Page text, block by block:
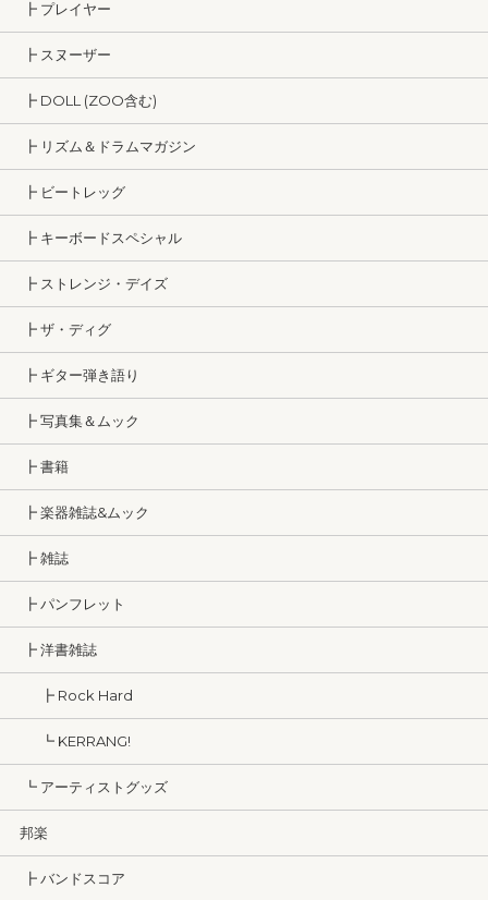
┣ プレイヤー
┣ スヌーザー
┣ DOLL (ZOO含む)
┣ リズム＆ドラムマガジン
┣ ビートレッグ
┣ キーボードスペシャル
┣ ストレンジ・デイズ
┣ ザ・ディグ
┣ ギター弾き語り
┣ 写真集＆ムック
┣ 書籍
┣ 楽器雑誌&ムック
┣ 雑誌
┣ パンフレット
┣ 洋書雑誌
┣ Rock Hard
┗ KERRANG!
┗ アーティストグッズ
邦楽
┣ バンドスコア